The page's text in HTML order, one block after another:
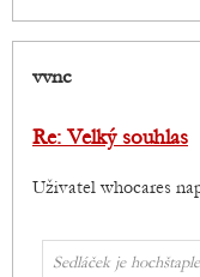
vvnc
Re: Velký souhlas
Uživatel whocares
Sedláček je